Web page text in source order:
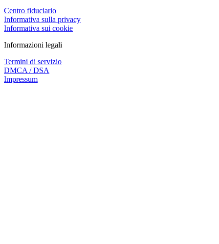
Centro fiduciario
Informativa sulla privacy
Informativa sui cookie
Informazioni legali
Termini di servizio
DMCA / DSA
Impressum